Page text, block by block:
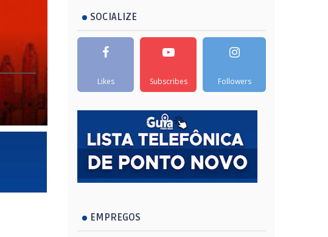
SOCIALIZE
Likes Subscribes Followers
EMPREGOS